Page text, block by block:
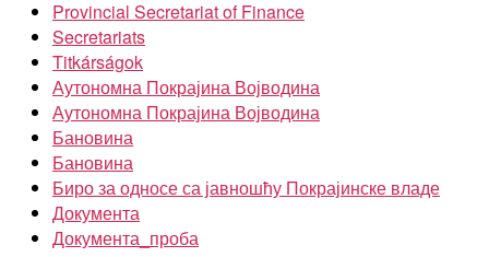
Provincial Secretariat of Finance
Secretariats
Titkárságok
Аутономна Покрајина Војводина
Аутономна Покрајина Војводина
Бановина
Бановина
Биро за односе са јавношћу Покрајинске владе
Документа
Документа_проба